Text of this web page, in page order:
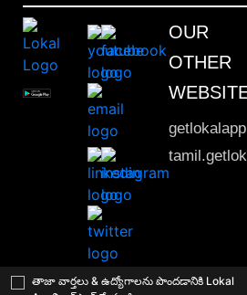
తాజా వార్తలు & ఉద్యోగాలను పొందడానికి Lokal
OUR
OTHER